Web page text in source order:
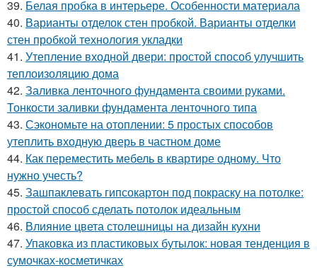
39. Белая пробка в интерьере. Особенности материала
40. Варианты отделок стен пробкой. Варианты отделки
стен пробкой технология укладки
41. Утепление входной двери: простой способ улучшить
теплоизоляцию дома
42. Заливка ленточного фундамента своими руками.
Тонкости заливки фундамента ленточного типа
43. Сэкономьте на отоплении: 5 простых способов
утеплить входную дверь в частном доме
44. Как переместить мебель в квартире одному. Что
нужно учесть?
45. Зашпаклевать гипсокартон под покраску на потолке:
простой способ сделать потолок идеальным
46. Влияние цвета столешницы на дизайн кухни
47. Упаковка из пластиковых бутылок: новая тенденция в
сумочках-косметичках